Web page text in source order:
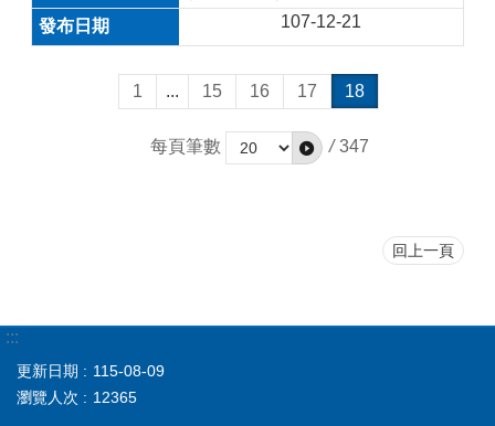
107-12-21
1 ... 15 16 17 18
每頁筆數 / 347
回上一頁
:::
更新日期
115-08-09
瀏覽人次
12365